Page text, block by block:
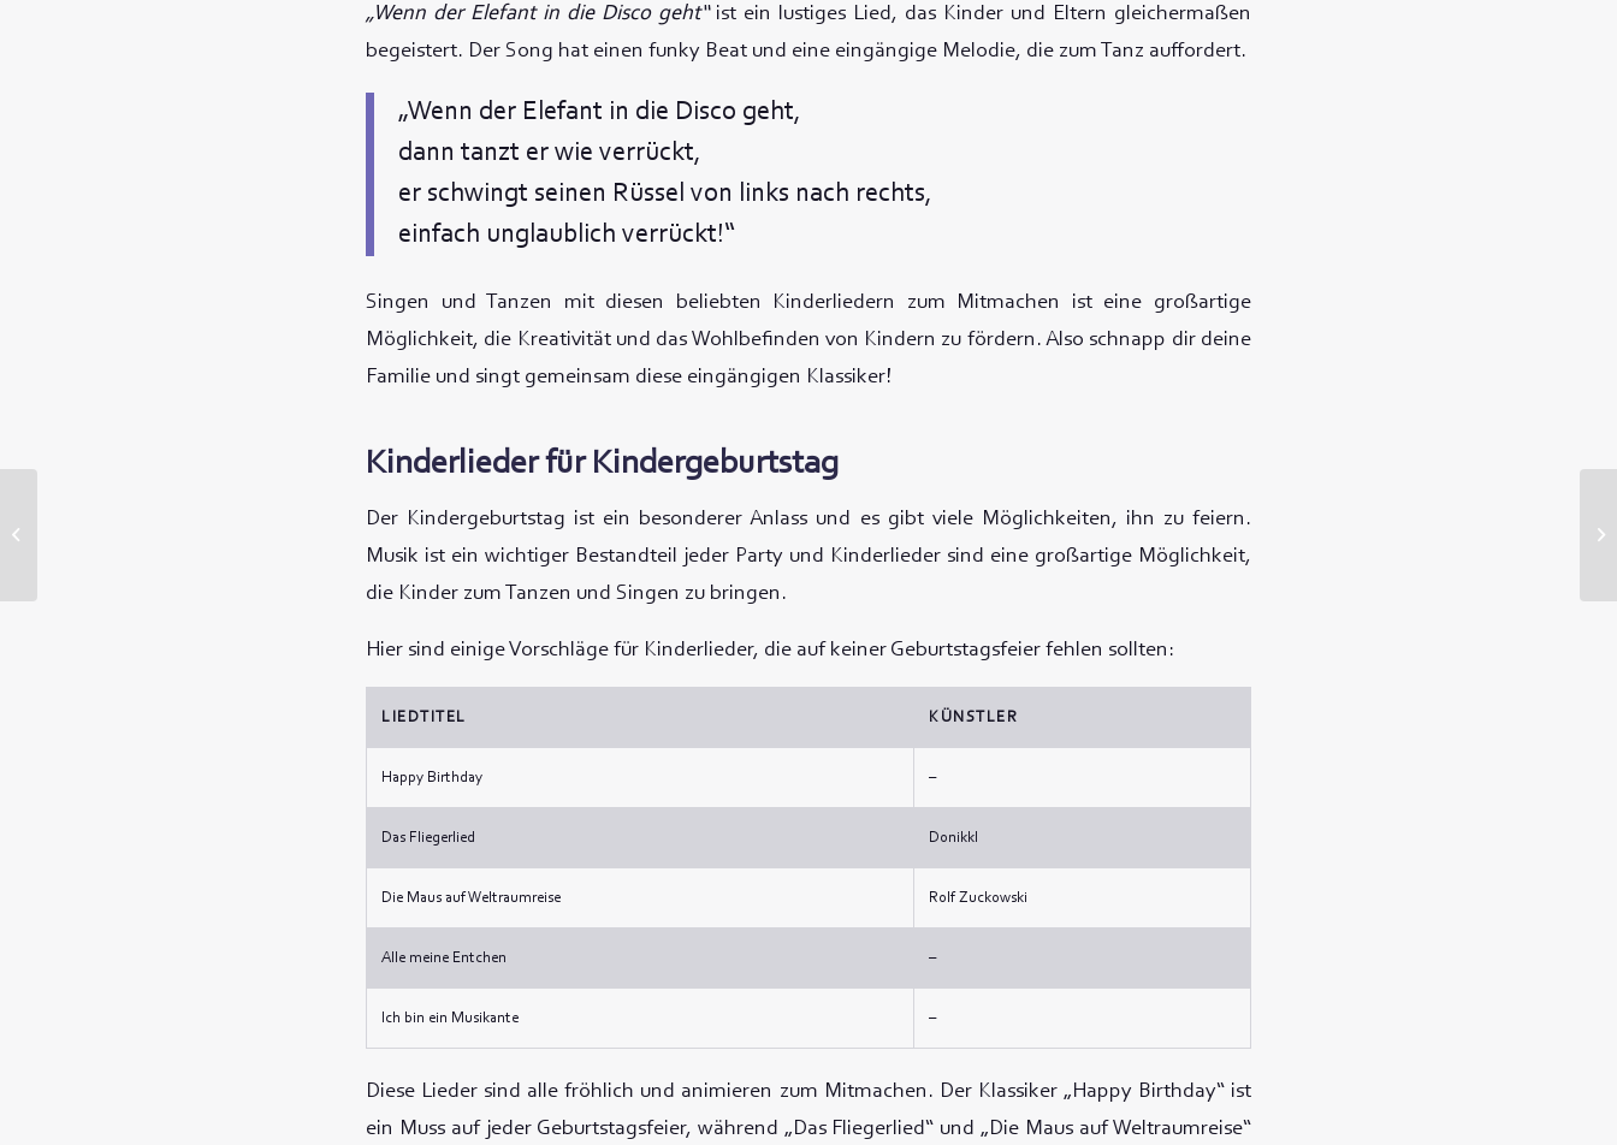
„Wenn der Elefant in die Disco geht“ist ein lustiges Lied, das Kinder und Eltern gleichermaßen
begeistert. Der Song hat einen funky Beat und eine eingängige Melodie, die zum Tanz auffordert.
„Wenn der Elefant in die Disco geht,
dann tanzt er wie verrückt,
er schwingt seinen Rüssel von links nach rechts,
einfach unglaublich verrückt!“
Singen und Tanzen mit diesen beliebten Kinderliedern zum Mitmachen ist eine großartige
Möglichkeit, die Kreativität und das Wohlbefinden von Kindern zu fördern. Also schnapp dir deine
Familie und singt gemeinsam diese eingängigen Klassiker!
Kinderlieder für Kindergeburtstag
Der Kindergeburtstag ist ein besonderer Anlass und es gibt viele Möglichkeiten, ihn zu feiern.
Musik ist ein wichtiger Bestandteil jeder Party und Kinderlieder sind eine großartige Möglichkeit,
die Kinder zum Tanzen und Singen zu bringen.
Hier sind einige Vorschläge für Kinderlieder, die auf keiner Geburtstagsfeier fehlen sollten:
LIEDTITEL KÜNSTLER
Happy Birthday –
Das Fliegerlied Donikkl
Die Maus auf Weltraumreise Rolf Zuckowski
Alle meine Entchen –
Ich bin ein Musikante –
Diese Lieder sind alle fröhlich und animieren zum Mitmachen. Der Klassiker „Happy Birthday“ ist
ein Muss auf jeder Geburtstagsfeier, während „Das Fliegerlied“ und „Die Maus auf Weltraumreise“